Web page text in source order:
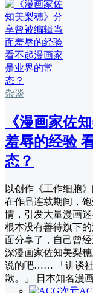
杂谈
《漫画家佐
羞辱的经验
态？
以创作《工作细胞
在作品连载期间，
情，引发大量漫画
根本没有善待旗下
面分享了，自己曾
深漫画家佐知美梨
说的吧…… 「讲谈社
歉。」 日本知名漫